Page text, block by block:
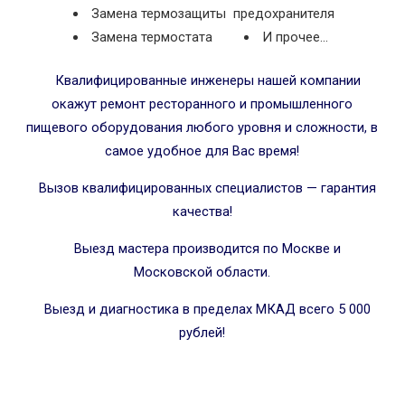
Замена термозащиты
Замена термостата
предохранителя
И прочее…
Квалифицированные инженеры нашей компании
окажут ремонт ресторанного и промышленного
пищевого оборудования любого уровня и сложности, в
самое удобное для Вас время!
Вызов квалифицированных специалистов — гарантия
качества!
Выезд мастера производится по Москве и
Московской области.
Выезд и диагностика в пределах МКАД всего 5 000
рублей!